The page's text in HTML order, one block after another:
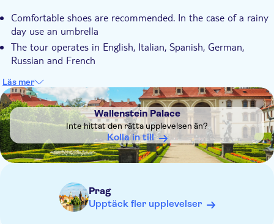
Comfortable shoes are recommended. In the case of a rainy
day use an umbrella
The tour operates in English, Italian, Spanish, German,
Russian and French
Läs mer
DSA1Wallenstein Palace
Wallenstein Palace
Inte hittat den rätta upplevelsen än?
Kolla in till
Prag
Upptäck fler upplevelser